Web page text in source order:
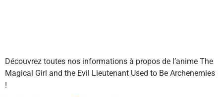
Découvrez toutes nos informations à propos de l’anime The
Magical Girl and the Evil Lieutenant Used to Be Archenemies
!